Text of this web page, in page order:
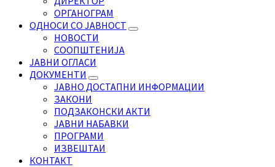
ОРГАНОГРАМ
ОДНОСИ СО ЈАВНОСТ
НОВОСТИ
СООПШТЕНИЈА
ЈАВНИ ОГЛАСИ
ДОКУМЕНТИ
ЈАВНО ДОСТАПНИ ИНФОРМАЦИИ
ЗАКОНИ
ПОДЗАКОНСКИ АКТИ
ЈАВНИ НАБАВКИ
ПРОГРАМИ
ИЗВЕШТАИ
КОНТАКТ